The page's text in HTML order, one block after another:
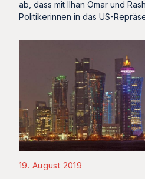
ab, dass mit Ilhan Omar und
Politikerinnen in das US-
19. August 2019